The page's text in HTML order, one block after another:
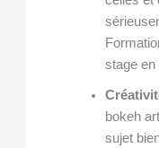
stage
bokeh
sujet